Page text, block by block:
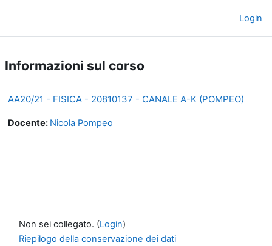
Login
Informazioni sul corso
AA20/21 - FISICA - 20810137 - CANALE A-K (POMPEO)
Docente: Nicola Pompeo
Non sei collegato. (Login)
Riepilogo della conservazione dei dati